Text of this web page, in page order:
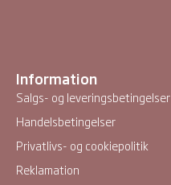
Information
Salgs- og leveringsbetingelser
Handelsbetingelser
Privatlivs- og cookiepolitik
Reklamation